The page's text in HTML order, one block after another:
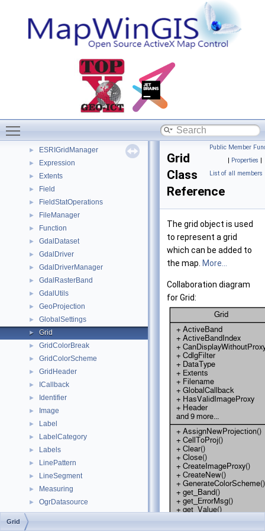
Modules
Classes
AxMap_Deprecated
► ESRIGridManager
► Expression
► Extents
► Field
► FieldStatOperations
► FileManager
► Function
► GdalDataset
► GdalDriver
► GdalDriverManager
► GdalRasterBand
► GdalUtils
► GeoProjection
► GlobalSettings
► Grid
► GridColorBreak
► GridColorScheme
► GridHeader
► ICallback
► Identifier
► Image
► Label
► LabelCategory
► Labels
► LinePattern
► LineSegment
► Measuring
► OgrDatasource
OgrLayer
Public Member
Properties
List of all members
Grid
Class
Reference
The grid object is used
to represent a grid
which can be added to
the map. More...
Collaboration diagram
for Grid:
Grid